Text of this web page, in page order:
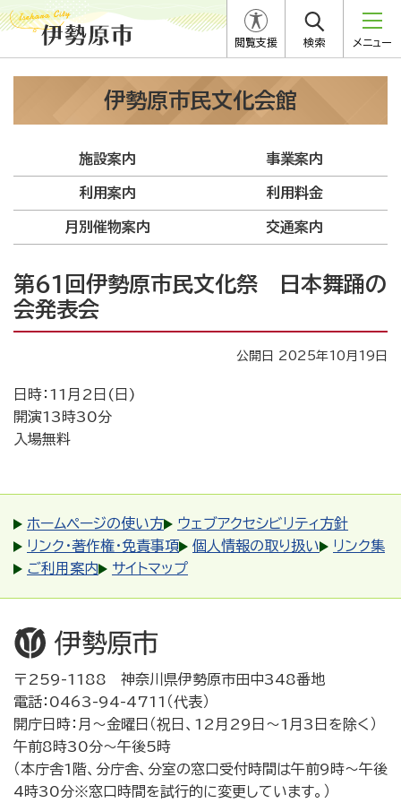
閲覧支援 検索 メニュー
伊勢原市民文化会館
施設案内 事業案内
利用案内 利用料金
月別催物案内 交通案内
第61回伊勢原市民文化祭 日本舞踊の
会発表会
公開日 2025年10月19日
日時：11月2日(日)
開演13時30分
入場無料
ホームページの使い方
ウェブアクセシビリティ方針
リンク・著作権・免責事項
個人情報の取り扱い
リンク集
ご利用案内
サイトマップ
〒259-1188 神奈川県伊勢原市田中348番地
電話：0463-94-4711（代表）
開庁日時：月～金曜日（祝日、12月29日～1月3日を除く）
午前8時30分～午後5時
（本庁舎1階、分庁舎、分室の窓口受付時間は午前9時～午後
4時30分※窓口時間を試行的に変更しています。）